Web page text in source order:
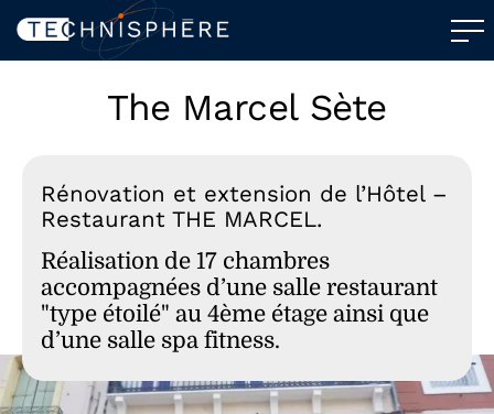
The Marcel Sète
Rénovation et extension de l’Hôtel –
Restaurant THE MARCEL.
Réalisation de 17 chambres
accompagnées d’une salle restaurant
"type étoilé" au 4ème étage ainsi que
d’une salle spa fitness.